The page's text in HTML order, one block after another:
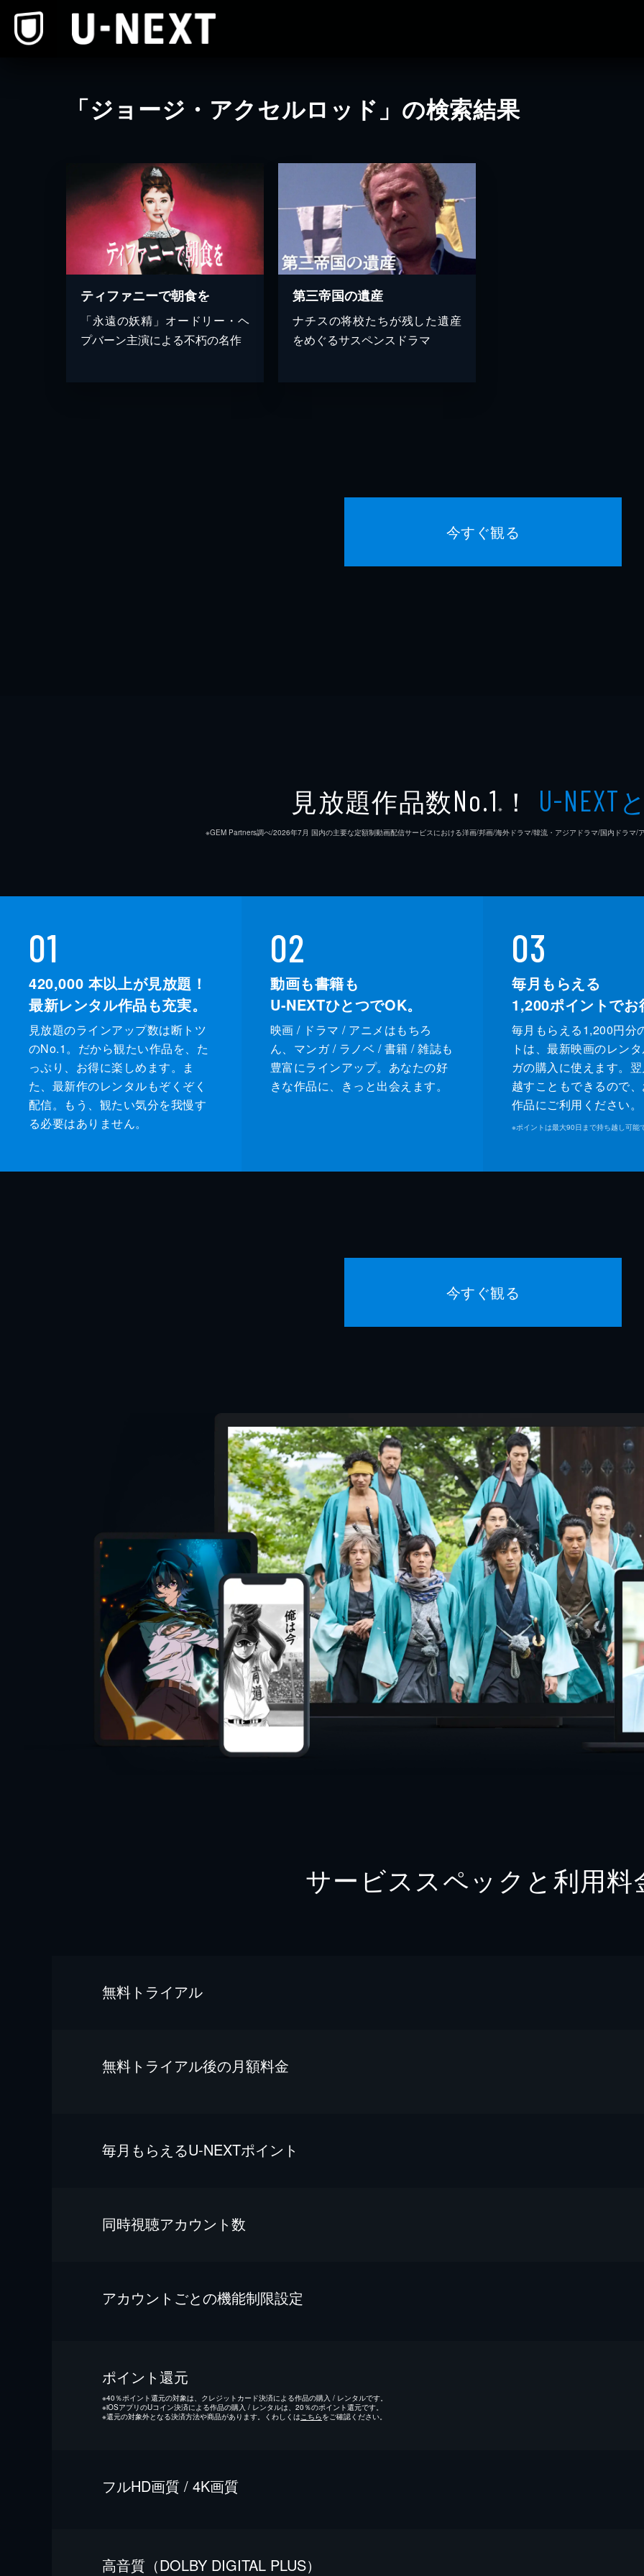
「ジョージ・アクセルロッド」の検索結果
ティファニーで朝食を
「永遠の妖精」オードリー・ヘ
プバーン主演による不朽の名作
第三帝国の遺産
ナチスの将校たちが残した遺産
をめぐるサスペンスドラマ
今すぐ観る
見放題作品数No.1 ※ ！ U-NEXT
※GEM Partners調べ/2026年7⽉ 国内の主要な定額制動画配信サービスにおける洋画/邦画/海外ドラマ/韓流・アジアドラマ/国内ドラマ/
01
420,000 本以上が見放題！
最新レンタル作品も充実。
見放題のラインアップ数は断トツ
のNo.1。だから観たい作品を、た
っぷり、お得に楽しめます。ま
た、最新作のレンタルもぞくぞく
配信。もう、観たい気分を我慢す
る必要はありません。
02
動画も書籍も
U-NEXTひとつでOK。
映画 / ドラマ / アニメはもちろ
ん、マンガ / ラノベ / 書籍 / 雑誌も
豊富にラインアップ。あなたの好
きな作品に、きっと出会えます。
03
毎月もらえる
1,200ポイントでお
毎月もらえる1,200円分
トは、最新映画のレン
ガの購入に使えます。
越すこともできるので
作品にご利用ください。
※ポイントは最大90日まで持ち越し可能
今すぐ観る
サービススペックと利用料
無料トライアル
無料トライアル後の⽉額料金
毎⽉もらえるU-NEXTポイント
同時視聴アカウント数
アカウントごとの機能制限設定
ポイント還元
※40％ポイント還元の対象は、クレジットカード決済による作品の購入 / レンタルです。
※iOSアプリのUコイン決済による作品の購入 / レンタルは、20％のポイント還元です。
※還元の対象外となる決済方法や商品があります。くわしくは こちらをご確認ください。
フルHD画質 / 4K画質
⾼⾳質（DOLBY DIGITAL PLUS）